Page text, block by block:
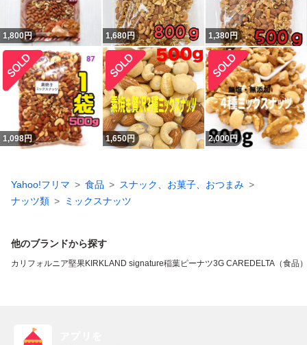
1,800円 1,680円 1,380円
1,098円 1,650円 2,000円
Yahoo!フリマ 食品
スナック、お菓子、おつまみ
ナッツ類
ミックスナッツ
他のブランドから探す
カリフォルニア堅果KIRKLAND signature稲葉ピーナツ3G CAREDELTA（食品）